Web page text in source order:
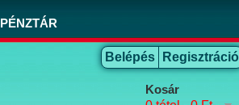
Kosár
Belépés Regisztráció
PÉNZTÁR